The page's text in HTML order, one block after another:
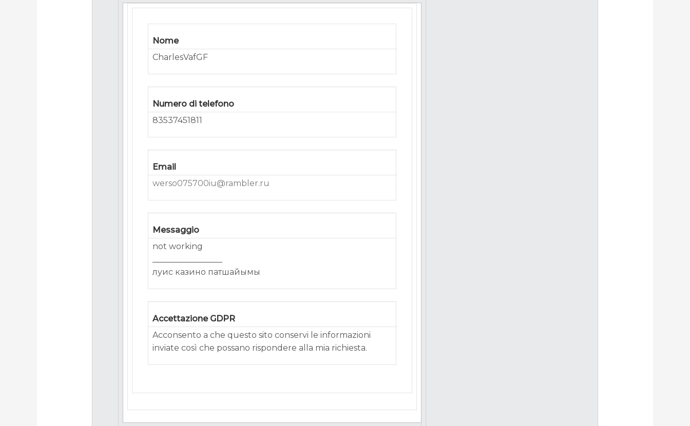
Nome
CharlesVafGF
Numero di telefono
83537451811
Email
werso075700iu@rambler.ru
Messaggio
not working
луис казино патшайымы
Accettazione GDPR
Acconsento a che questo sito conservi le informazioni
inviate così che possano rispondere alla mia richiesta.